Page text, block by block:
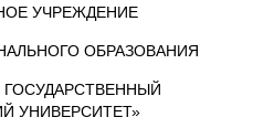
УЧРЕЖДЕНИЕ
ОБРАЗОВАНИЯ
УНИВЕРСИТЕТ»